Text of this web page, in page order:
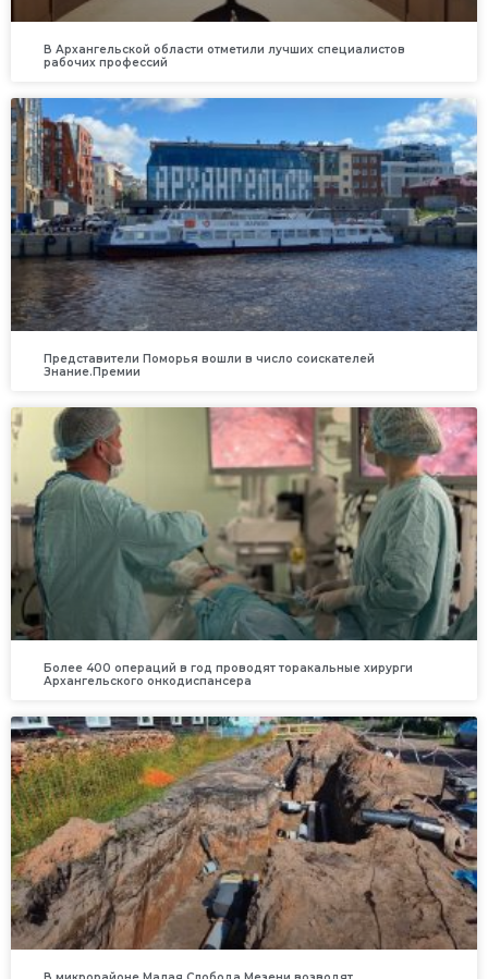
В Архангельской области отметили лучших специалистов
рабочих профессий
Представители Поморья вошли в число соискателей
Знание.Премии
Более 400 операций в год проводят торакальные хирурги
Архангельского онкодиспансера